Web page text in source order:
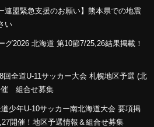
連盟緊急支援のお願い】熊本県での地震
い
グ2026 北海道 第10節7/25,26結果掲載！
全道U-11サッカー大会 札幌地区予選 (北
催 組合せ募集
少年U-10サッカー南北海道大会 要項掲
開催！地区予選情報＆組合せ募集